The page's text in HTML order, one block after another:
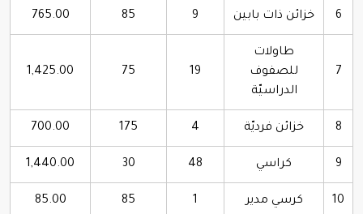
6 خزائن ذات بابين 9
85
765.00
7
طاولات
للصفوف
الدراسيّة
19
75
1,425.00
8 خزائن فرديّة 4
175
700.00
9 كراسي 48
30
1,440.00
10 كرسي مدير 1
85
85.00